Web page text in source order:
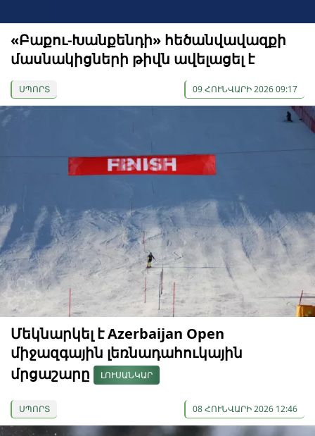
«Բաքու-Խանքենդի» հեծանվավազքի
մասնակիցների թիվն ավելացել է
ՍՊՈՐՏ 09 ՀՈՒՆՎԱՐԻ 2026 09:17
Մեկնարկել է Azerbaijan Open
միջազգային լեռնադահուկային
մրցաշարը
ԼՈՒՍԱՆԿԱՐ
ՍՊՈՐՏ 08 ՀՈՒՆՎԱՐԻ 2026 12:46